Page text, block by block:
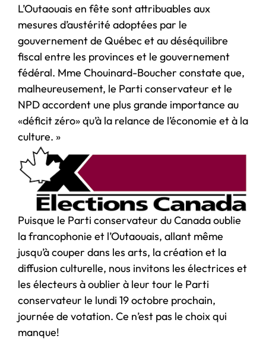
L’Outaouais en fête sont attribuables aux
mesures d’austérité adoptées par le
gouvernement de Québec et au déséquilibre
fiscal entre les provinces et le gouvernement
fédéral. Mme Chouinard-Boucher constate que,
malheureusement, le Parti conservateur et le
NPD accordent une plus grande importance au
«déficit zéro» qu’à la relance de l’économie et à la
culture. »
Puisque le Parti conservateur du Canada oublie
la francophonie et l’Outaouais, allant même
jusqu’à couper dans les arts, la création et la
diffusion culturelle, nous invitons les électrices et
les électeurs à oublier à leur tour le Parti
conservateur le lundi 19 octobre prochain,
journée de votation. Ce n’est pas le choix qui
manque!